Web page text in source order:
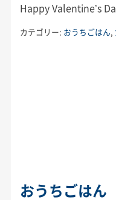
Happy Valentine’s
カテゴリー: おうちごはん,
おうちごはん